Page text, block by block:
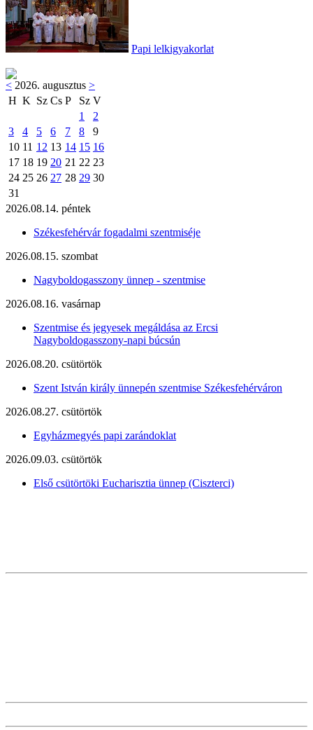
Papi lelkigyakorlat
< 2026. augusztus >
H K Sz Cs P Sz V
1
2
3
4 5 6 7 8
9
10 11 12 13 14 15 16
17 18 19 20 21 22 23
24 25 26 27 28 29 30
31
2026.08.14. péntek
Székesfehérvár fogadalmi szentmiséje
2026.08.15. szombat
Nagyboldogasszony ünnep - szentmise
2026.08.16. vasárnap
Szentmise és jegyesek megáldása az Ercsi
Nagyboldogasszony-napi búcsún
2026.08.20. csütörtök
Szent István király ünnepén szentmise Székesfehérváron
2026.08.27. csütörtök
Egyházmegyés papi zarándoklat
2026.09.03. csütörtök
Első csütörtöki Eucharisztia ünnep (Ciszterci)